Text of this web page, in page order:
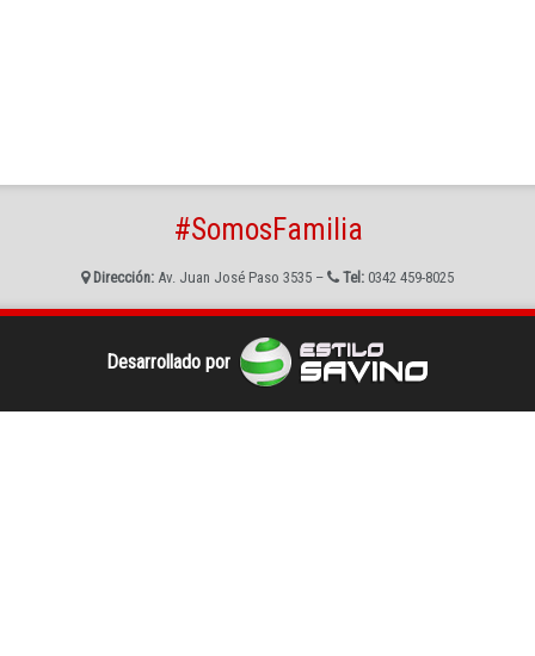
#SomosFamilia
Dirección: Av. Juan José Paso 3535 – Tel: 0342 459-8025
Desarrollado por